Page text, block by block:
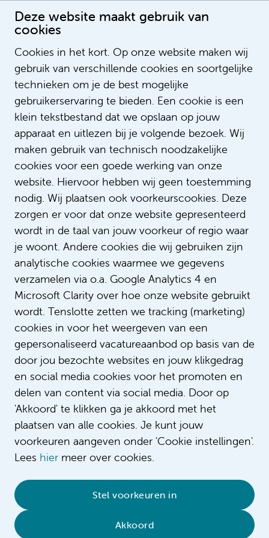
Deze website maakt gebruik van
cookies
Cookies in het kort. Op onze website maken wij
gebruik van verschillende cookies en soortgelijke
technieken om je de best mogelijke
gebruikerservaring te bieden. Een cookie is een
klein tekstbestand dat we opslaan op jouw
apparaat en uitlezen bij je volgende bezoek. Wij
maken gebruik van technisch noodzakelijke
cookies voor een goede werking van onze
website. Hiervoor hebben wij geen toestemming
nodig. Wij plaatsen ook voorkeurscookies. Deze
zorgen er voor dat onze website gepresenteerd
wordt in de taal van jouw voorkeur of regio waar
je woont. Andere cookies die wij gebruiken zijn
analytische cookies waarmee we gegevens
verzamelen via o.a. Google Analytics 4 en
Microsoft Clarity over hoe onze website gebruikt
wordt. Tenslotte zetten we tracking (marketing)
cookies in voor het weergeven van een
gepersonaliseerd vacatureaanbod op basis van de
door jou bezochte websites en jouw klikgedrag
en social media cookies voor het promoten en
delen van content via social media. Door op
'Akkoord' te klikken ga je akkoord met het
plaatsen van alle cookies. Je kunt jouw
voorkeuren aangeven onder 'Cookie instellingen'.
Lees hier meer over cookies.
Stel voorkeuren in
Akkoord
Els van de Ven
Cookieverklaring • Sitemap